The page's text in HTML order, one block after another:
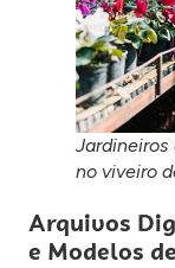
no viveiro
Arquivos
e Modelos